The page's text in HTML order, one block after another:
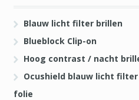
Blauw licht filter brillen
Blueblock Clip-on
Hoog contrast / nacht
Ocushield blauw licht filter
folie